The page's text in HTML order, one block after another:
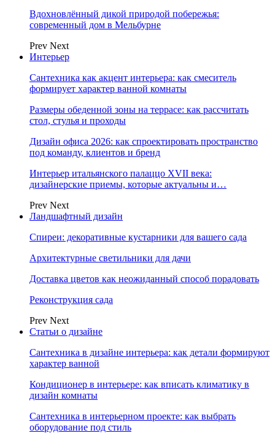
Вдохновлённый дикой природой побережья:
современный дом в Мельбурне
Prev Next
Интерьер
Сантехника как акцент интерьера: как смеситель
формирует характер ванной комнаты
Размеры обеденной зоны на террасе: как рассчитать
стол, стулья и проходы
Дизайн офиса 2026: как спроектировать пространство
под команду, клиентов и бренд
Интерьер итальянского палаццо XVII века:
дизайнерские приемы, которые актуальны и…
Prev Next
Ландшафтный дизайн
Спиреи: декоративные кустарники для вашего сада
Архитектурные светильники для дачи
Доставка цветов как неожиданный способ порадовать
Реконструкция сада
Prev Next
Статьи о дизайне
Сантехника в дизайне интерьера: как детали формируют
характер ванной
Кондиционер в интерьере: как вписать климатику в
дизайн комнаты
Сантехника в интерьерном проекте: как выбрать
оборудование под стиль